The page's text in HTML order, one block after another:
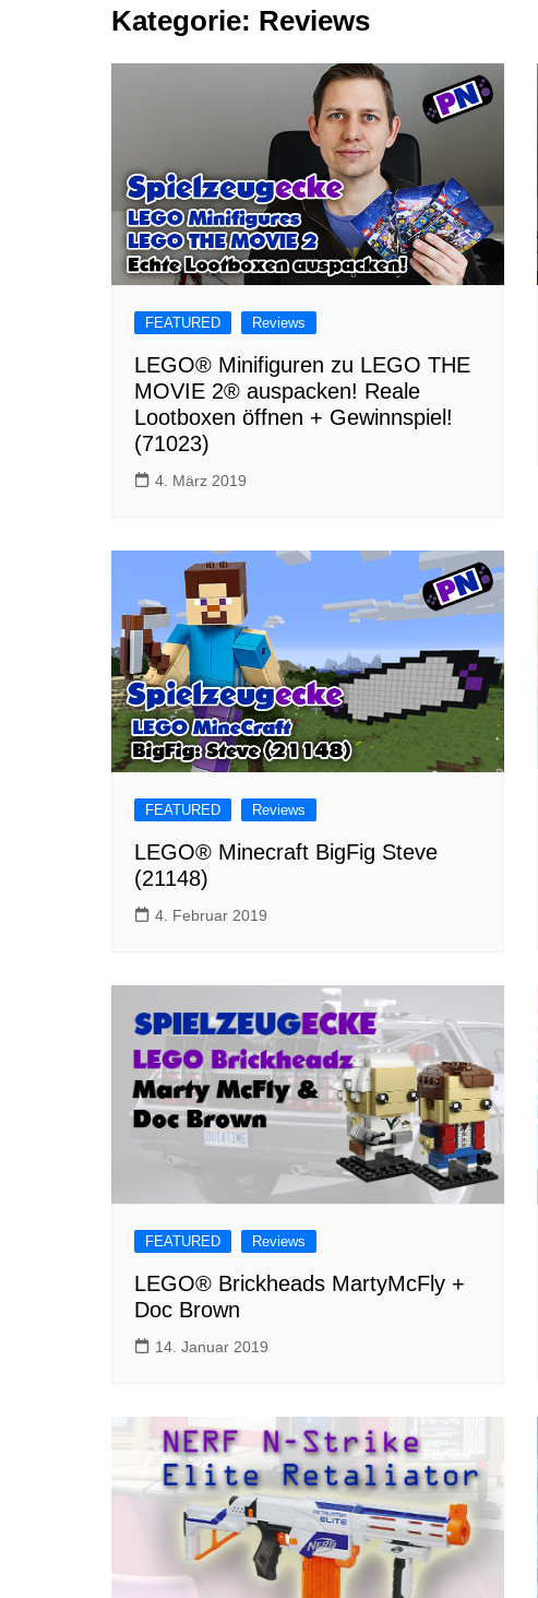
Tutorials
GAMEzeit
Muss das Sein
Retroecke
Building Bricks For
Warenkorb
Kategorie: Reviews
FEATURED Reviews
LEGO® Minifiguren zu LEGO THE
MOVIE 2® auspacken! Reale
Lootboxen öffnen + Gewinnspiel!
(71023)
4. März 2019
FEATURED Reviews
LEGO® Minecraft BigFig Steve
(21148)
4. Februar 2019
FEATURED Reviews
LEGO® Brickheads MartyMcFly +
Doc Brown
14. Januar 2019